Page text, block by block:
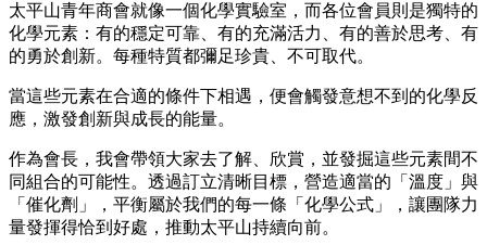
太平山青年商會就像一個化學實驗室，而各位會員則是獨特的
化學元素：有的穩定可靠、有的充滿活力、有的善於思考、有
的勇於創新。每種特質都彌足珍貴、不可取代。
當這些元素在合適的條件下相遇，便會觸發意想不到的化學反
應，激發創新與成長的能量。
作為會長，我會帶領大家去了解、欣賞，並發掘這些元素間不
同組合的可能性。透過訂立清晰目標，營造適當的「溫度」與
「催化劑」，平衡屬於我們的每一條「化學公式」，讓團隊力
量發揮得恰到好處，推動太平山持續向前。